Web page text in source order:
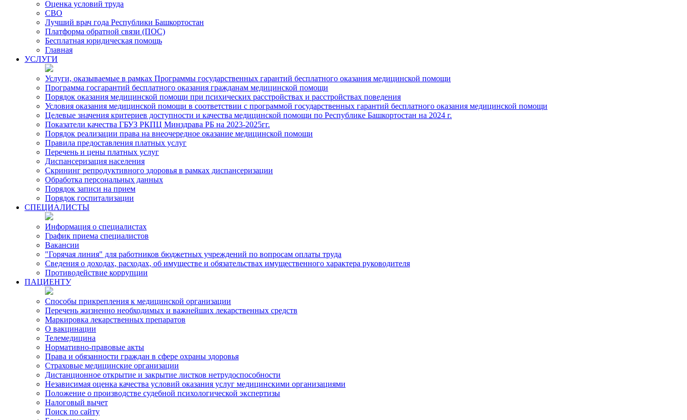
Оценка условий труда
СВО
Лучший врач года Республики Башкортостан
Платформа обратной связи (ПОС)
Бесплатная юридическая помощь
Главная
УСЛУГИ
Услуги, оказываемые в рамках Программы государственных гарантий бесплатного оказания медицинской помощи
Программа госгарантий бесплатного оказания гражданам медицинской помощи
Порядок оказания медицинской помощи при психических расстройствах и расстройствах поведения
Условия оказания медицинской помощи в соответствии с программой государственных гарантий бесплатного оказания медицинской помощи
Целевые значения критериев доступности и качества медицинской помощи по Республике Башкортостан на 2024 г.
Показатели качества ГБУЗ РКПЦ Минздрава РБ на 2023-2025гг.
Порядок реализации права на внеочередное оказание медицинской помощи
Правила предоставления платных услуг
Перечень и цены платных услуг
Диспансеризация населения
Скрининг репродуктивного здоровья в рамках диспансеризации
Обработка персональных данных
Порядок записи на прием
Порядок госпитализации
СПЕЦИАЛИСТЫ
Информация о специалистах
График приема специалистов
Вакансии
"Горячая линия" для работников бюджетных учреждений по вопросам оплаты труда
Сведения о доходах, расходах, об имуществе и обязательствах имущественного характера руководителя
Противодействие коррупции
ПАЦИЕНТУ
Способы прикрепления к медицинской организации
Перечень жизненно необходимых и важнейших лекарственных средств
Маркировка лекарственных препаратов
О вакцинации
Телемедицина
Нормативно-правовые акты
Права и обязанности граждан в сфере охраны здоровья
Страховые медицинские организации
Дистанционное открытие и закрытие листков нетрудоспособности
Независимая оценка качества условий оказания услуг медицинскими организациями
Положение о производстве судебной психологической экспертизы
Налоговый вычет
Поиск по сайту